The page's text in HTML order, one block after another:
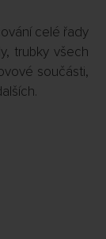
celé řady
trubky všech
součásti,